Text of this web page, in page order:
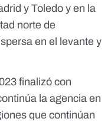
y Toledo y en la
norte de
en el levante y
finalizó con
la agencia en
que continúan